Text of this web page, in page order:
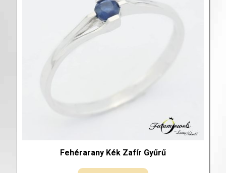
Fehérarany Kék Zafír Gyűrű